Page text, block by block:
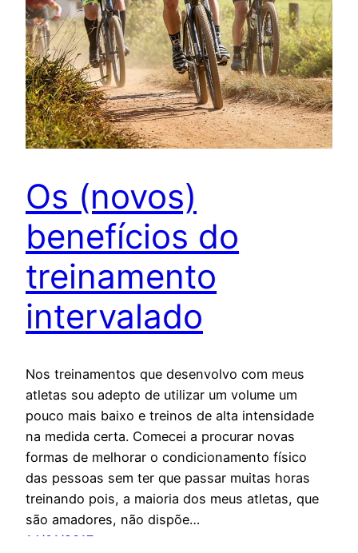
Os (novos)
benefícios do
treinamento
intervalado
Nos treinamentos que desenvolvo com meus
atletas sou adepto de utilizar um volume um
pouco mais baixo e treinos de alta intensidade
na medida certa. Comecei a procurar novas
formas de melhorar o condicionamento físico
das pessoas sem ter que passar muitas horas
treinando pois, a maioria dos meus atletas, que
são amadores, não dispõe…
14/01/2017